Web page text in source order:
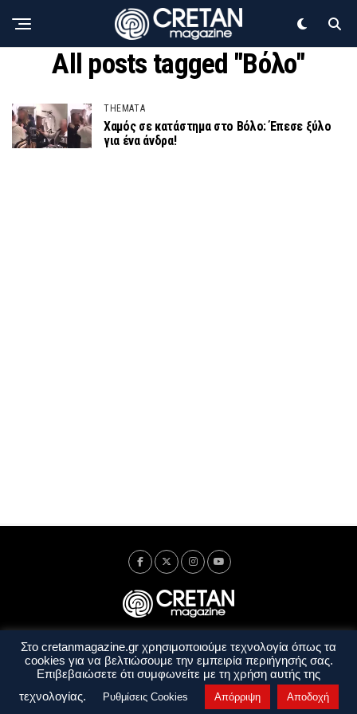
All posts tagged "Βόλο"
THEMATA
Χαμός σε κατάστημα στο Βόλο: Έπεσε ξύλο
για ένα άνδρα!
Ταυτότητα Πολιτική Απορρήτου
Όροι Χρήσης
Όροι και Προϋποθέσεις
Στο cretanmagazine.gr χρησιμοποιούμε τεχνολογία όπως τα
cookies για να βελτιώσουμε την εμπειρία περιήγησής σας.
Επιβεβαιώσετε ότι συμφωνείτε με τη χρήση αυτής της
τεχνολογίας.
Ρυθμίσεις Cookies Απόρριψη Αποδοχή